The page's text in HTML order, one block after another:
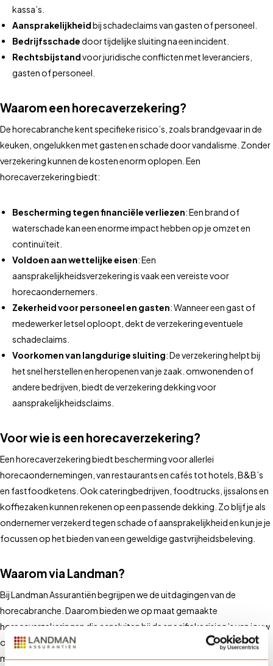
kassa’s.
Aansprakelijkheidbij schadeclaims van gasten of personeel.
Bedrijfsschadedoor tijdelijke sluiting na een incident.
Rechtsbijstandvoor juridische conflicten met leveranciers,
gasten of personeel.
Waarom een horecaverzekering?
De horecabranche kent specifieke risico’s, zoals brandgevaar in de
keuken, ongelukken met gasten en schade door vandalisme. Zonder
verzekering kunnen de kosten enorm oplopen. Een
horecaverzekering biedt:
Bescherming tegen financiële verliezen: Een brand of
waterschade kan een enorme impact hebben op je omzet en
continuïteit.
Voldoen aan wettelijke eisen: Een
aansprakelijkheidsverzekering is vaak een vereiste voor
horecaondernemers.
Zekerheid voor personeel en gasten: Wanneer een gast of
medewerker letsel oploopt, dekt de verzekering eventuele
schadeclaims.
Voorkomen van langdurige sluiting: De verzekering helpt bij
het snel herstellen en heropenen van je zaak. omwonenden of
andere bedrijven, biedt de verzekering dekking voor
aansprakelijkheidsclaims.
Voor wie is een horecaverzekering?
Een horecaverzekering biedt bescherming voor allerlei
horecaondernemingen, van restaurants en cafés tot hotels, B&B’s
en fastfoodketens. Ook cateringbedrijven, foodtrucks, ijssalons en
koffiezaken kunnen rekenen op een passende dekking. Zo blijf je als
ondernemer verzekerd tegen schade of aansprakelijkheid en kun je je
focussen op het bieden van een geweldige gastvrijheidsbeleving.
Waarom via Landman?
Bij Landman Assurantiën begrijpen we de uitdagingen van de
horecabranche. Daarom bieden we op maat gemaakte
horecaverzekeringen die aansluiten bij de specifieke risico’s van jouw
onderneming. Onze experts helpen je bij het identificeren van
mogelijke risico’s en het kiezen van de juiste dekking.